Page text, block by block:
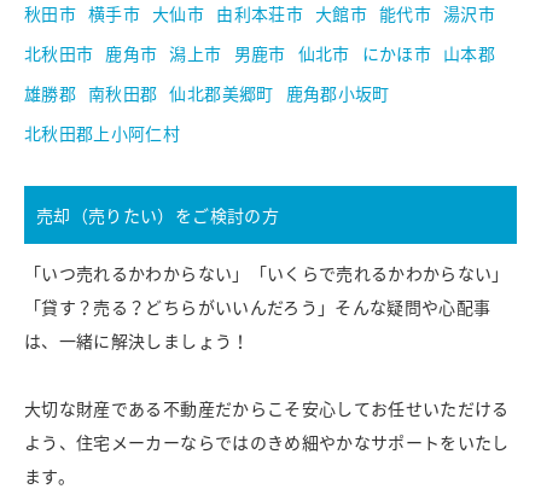
秋田市 横手市 大仙市 由利本荘市 大館市 能代市 湯沢市
北秋田市 鹿角市 潟上市 男鹿市 仙北市 にかほ市 山本郡
雄勝郡 南秋田郡 仙北郡美郷町 鹿角郡小坂町
北秋田郡上小阿仁村
売却（売りたい）をご検討の方
「いつ売れるかわからない」「いくらで売れるかわからない」
「貸す？売る？どちらがいいんだろう」そんな疑問や心配事
は、一緒に解決しましょう！
大切な財産である不動産だからこそ安心してお任せいただける
よう、住宅メーカーならではのきめ細やかなサポートをいたし
ます。